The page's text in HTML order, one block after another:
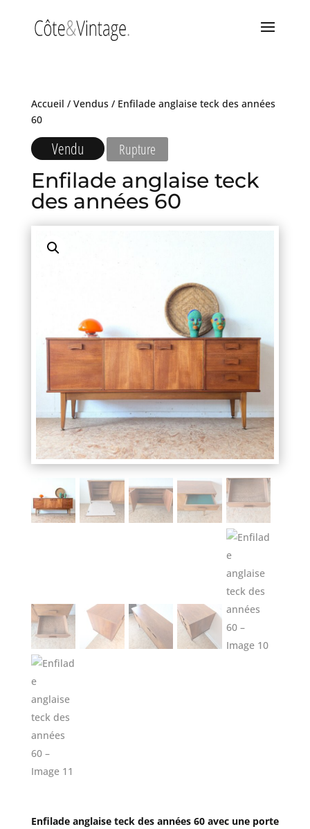
Accueil / Vendus/ Enfilade anglaise teck des années
60
Vendu Rupture
Enfilade anglaise teck
des années 60
Enfilade anglaise teck des années 60 avec une porte